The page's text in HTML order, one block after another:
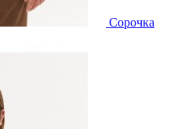
Сорочка